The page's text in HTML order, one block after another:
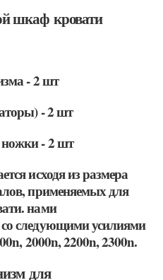
шкаф кровати
- 2 шт
- 2 шт
- 2 шт
исходя из размера
применяемых для
нами
следующими усилиями
2000n, 2200n, 2300n.
для